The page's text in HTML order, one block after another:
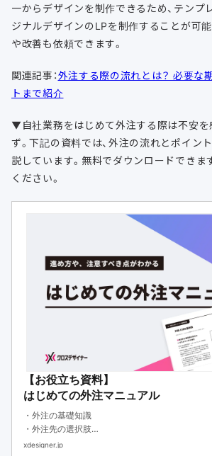
一からデザインを制作できるため、テンプ
ジナルデザインのLPを制作することが可
や改善も依頼できます。
関連記事：外注する際の流れとは？ 必要な
トまで紹介
▼自社業務をはじめて外注する際は不安を
ず。下記の資料では、外注の流れとポイン
説しています。無料でダウンロードできま
ください。
【お役立ち資料】
はじめての外注マニュアル
・外注の基礎知識
・外注先の選択肢
・外注する際のステップ
xdesigner.jp